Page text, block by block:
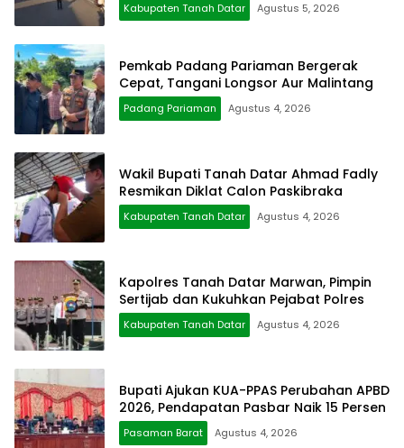
Kabupaten Tanah Datar Agustus 5, 2026
Pemkab Padang Pariaman Bergerak
Cepat, Tangani Longsor Aur Malintang
Padang Pariaman Agustus 4, 2026
Wakil Bupati Tanah Datar Ahmad Fadly
Resmikan Diklat Calon Paskibraka
Kabupaten Tanah Datar Agustus 4, 2026
Kapolres Tanah Datar Marwan, Pimpin
Sertijab dan Kukuhkan Pejabat Polres
Kabupaten Tanah Datar Agustus 4, 2026
Bupati Ajukan KUA-PPAS Perubahan APBD
2026, Pendapatan Pasbar Naik 15 Persen
Pasaman Barat Agustus 4, 2026